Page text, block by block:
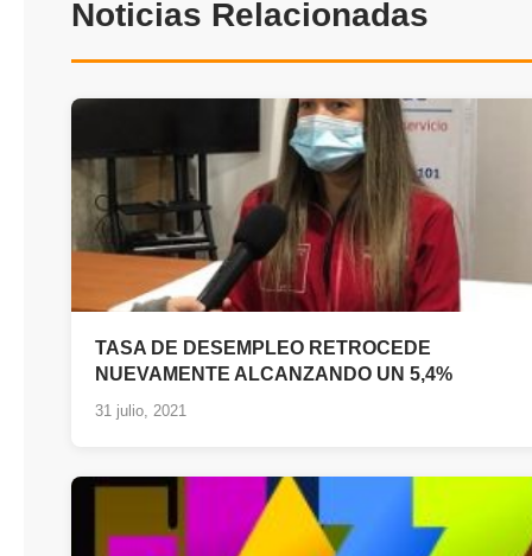
Noticias Relacionadas
TASA DE DESEMPLEO RETROCEDE
NUEVAMENTE ALCANZANDO UN 5,4%
31 julio, 2021